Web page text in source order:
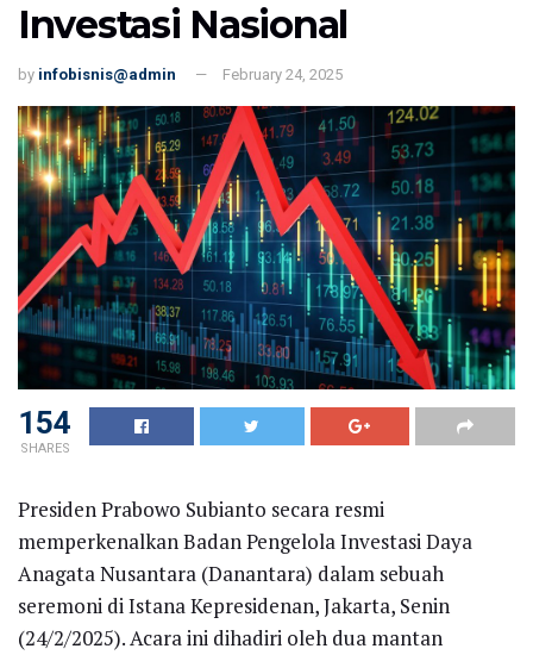
Investasi Nasional
by infobisnis@admin February 24, 2025
154
SHARES
Presiden Prabowo Subianto secara resmi
memperkenalkan Badan Pengelola Investasi Daya
Anagata Nusantara (Danantara) dalam sebuah
seremoni di Istana Kepresidenan, Jakarta, Senin
(24/2/2025). Acara ini dihadiri oleh dua mantan